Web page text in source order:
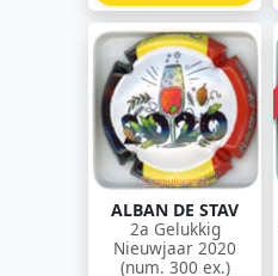
ALBAN DE STAV
2a Gelukkig
Nieuwjaar 2020
(num. 300 ex.)